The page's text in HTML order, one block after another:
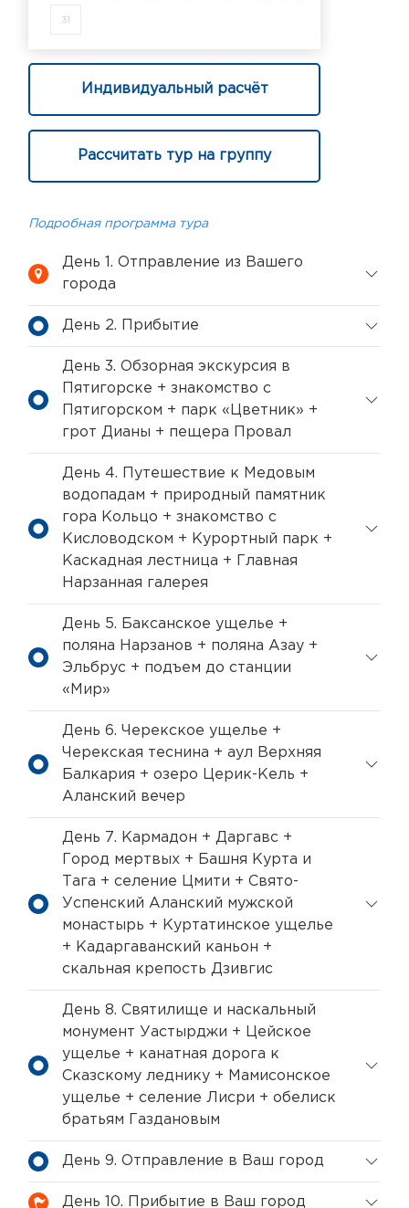
31
Индивидуальный расчёт
Рассчитать тур на группу
Подробная программа тура
День 1. Отправление из Вашего
города
День 2. Прибытие
День 3. Обзорная экскурсия в
Пятигорске + знакомство с
Пятигорском + парк «Цветник» +
грот Дианы + пещера Провал
День 4. Путешествие к Медовым
водопадам + природный памятник
гора Кольцо + знакомство с
Кисловодском + Курортный парк +
Каскадная лестница + Главная
Нарзанная галерея
День 5. Баксанское ущелье +
поляна Нарзанов + поляна Азау +
Эльбрус + подъем до станции
«Мир»
День 6. Черекское ущелье +
Черекская теснина + аул Верхняя
Балкария + озеро Церик-Кель +
Аланский вечер
День 7. Кармадон + Даргавс +
Город мертвых + Башня Курта и
Тага + селение Цмити + Свято-
Успенский Аланский мужской
монастырь + Куртатинское ущелье
+ Кадаргаванский каньон +
скальная крепость Дзивгис
День 8. Святилище и наскальный
монумент Уастырджи + Цейское
ущелье + канатная дорога к
Сказскому леднику + Мамисонское
ущелье + селение Лисри + обелиск
братьям Газдановым
День 9. Отправление в Ваш город
День 10. Прибытие в Ваш город